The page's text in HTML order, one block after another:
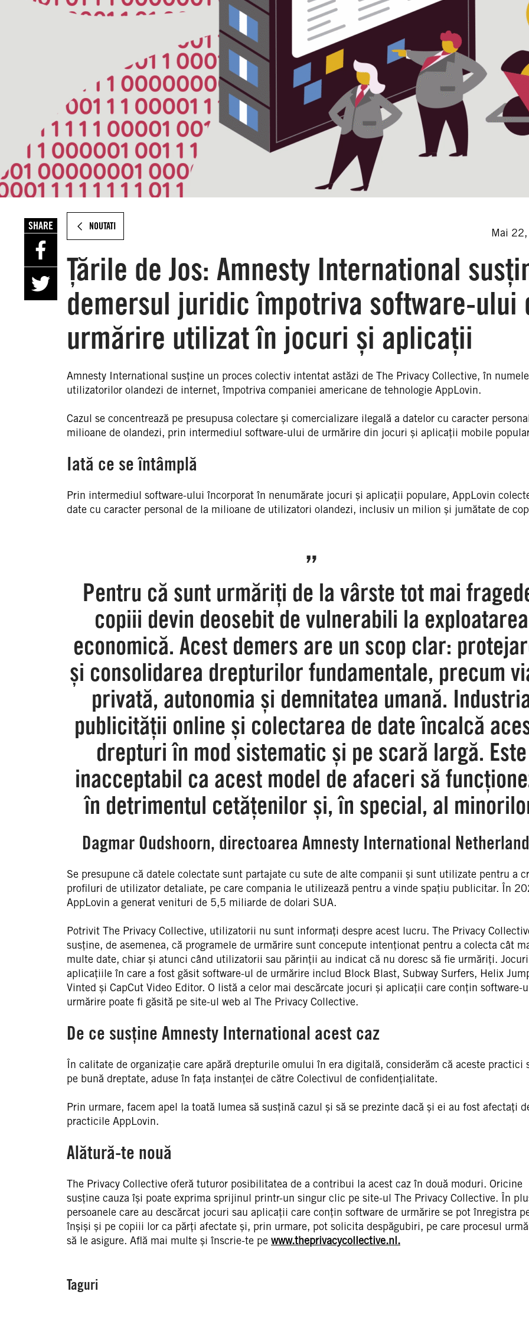
NOUTATI
Mai
Țările de Jos: Amnesty International
demersul juridic împotriva software-ului
urmărire utilizat în jocuri și aplicații
Amnesty International susține un proces colectiv intentat astăzi de The Privacy Collective, în numele
utilizatorilor olandezi de internet, împotriva companiei americane de tehnologie AppLovin.
Cazul se concentrează pe presupusa colectare și comercializare ilegală a datelor cu caracter
milioane de olandezi, prin intermediul software-ului de urmărire din jocuri și aplicații mobile
Iată ce se întâmplă
Prin intermediul software-ului încorporat în nenumărate jocuri și aplicații populare, AppLovin
date cu caracter personal de la milioane de utilizatori olandezi, inclusiv un milion și jumătate de
„
Pentru că sunt urmăriți de la vârste tot mai
copiii devin deosebit de vulnerabili la exploatarea
economică. Acest demers are un scop clar:
și consolidarea drepturilor fundamentale, precum
privată, autonomia și demnitatea umană.
publicității online și colectarea de date încalcă
drepturi în mod sistematic și pe scară largă. Este
inacceptabil ca acest model de afaceri să
în detrimentul cetățenilor și, în special, al minorilo
Dagmar Oudshoorn, directoarea Amnesty International
Se presupune că datele colectate sunt partajate cu sute de alte companii și sunt utilizate pentru a
profiluri de utilizator detaliate, pe care compania le utilizează pentru a vinde spațiu publicitar. În
AppLovin a generat venituri de 5,5 miliarde de dolari SUA.
Potrivit The Privacy Collective, utilizatorii nu sunt informați despre acest lucru. The Privacy
susține, de asemenea, că programele de urmărire sunt concepute intenționat pentru a colecta cât
multe date, chiar și atunci când utilizatorii sau părinții au indicat că nu doresc să fie urmăriți.
aplicațiile în care a fost găsit software-ul de urmărire includ Block Blast, Subway Surfers, Helix
Vinted și CapCut Video Editor. O listă a celor mai descărcate jocuri și aplicații care conțin software-
urmărire poate fi găsită pe site-ul web al The Privacy Collective.
De ce susține Amnesty International acest caz
În calitate de organizație care apără drepturile omului în era digitală, considerăm că aceste practici
pe bună dreptate, aduse în fața instanței de către Colectivul de confidențialitate.
Prin urmare, facem apel la toată lumea să susțină cazul și să se prezinte dacă și ei au fost afectați
practicile AppLovin.
Alătură-te nouă
The Privacy Collective oferă tuturor posibilitatea de a contribui la acest caz în două moduri. Oricine
susține cauza își poate exprima sprijinul printr-un singur clic pe site-ul The Privacy Collective. În
persoanele care au descărcat jocuri sau aplicații care conțin software de urmărire se pot înregistra
înșiși și pe copiii lor ca părți afectate și, prin urmare, pot solicita despăgubiri, pe care procesul
să le asigure. Află mai multe și înscrie-te pe www.theprivacycollective.nl.
Taguri
SHARE